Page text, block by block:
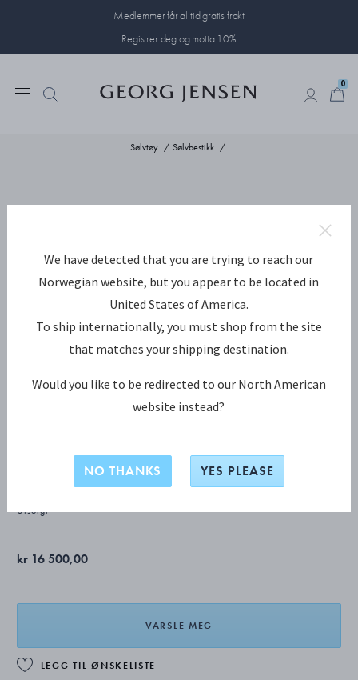
Medlemmer får alltid gratis frakt
Registrer deg og motta 10%
0
Sølvtøy Sølvbestikk
STERLINGSØLV
Utsolgt
kr 16 500,00
VARSLE MEG
LEGG TIL ØNSKELISTE
We have detected that you are trying to reach our
Norwegian website, but you appear to be located in
United States of America.
To ship internationally, you must shop from the site
that matches your shipping destination.
Would you like to be redirected to our North American
website instead?
NO THANKS YES PLEASE